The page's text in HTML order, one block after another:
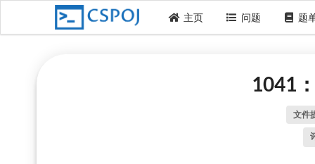
主页 问题 题
1041
文件